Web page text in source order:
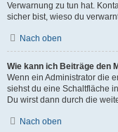
Verwarnung zu tun hat.
sicher bist, wieso du
Nach oben
Wie kann ich Beiträge den
Wenn ein Administrator die
siehst du eine Schaltfläche
Du wirst dann durch die
Nach oben